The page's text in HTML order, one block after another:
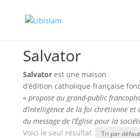
Salvator
Salvatorest une maison
d’édition catholique française
« propose au grand-public
d’intelligence de la foi chrétienne et
du message de l’Église pour la
Voici le seul résultat